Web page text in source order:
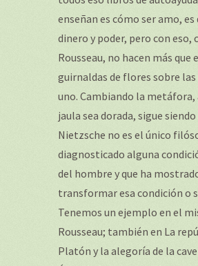
enseñan es cómo ser amo,
dinero y poder, pero con eso,
Rousseau, no hacen más que
guirnaldas de flores sobre las
uno. Cambiando la metáfora,
jaula sea dorada, sigue
Nietzsche no es el único
diagnosticado alguna
del hombre y que ha
transformar esa condición o
Tenemos un ejemplo en el
Rousseau; también en La
Platón y la alegoría de la